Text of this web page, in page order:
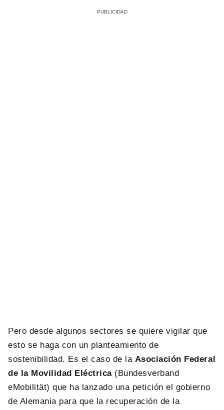
Pero desde algunos sectores se quiere vigilar que
esto se haga con un planteamiento de
sostenibilidad. Es el caso de la Asociación Federal
de la Movilidad Eléctrica(Bundesverband
eMobilität) que ha lanzado una petición el gobierno
de Alemania para que la recuperación de la